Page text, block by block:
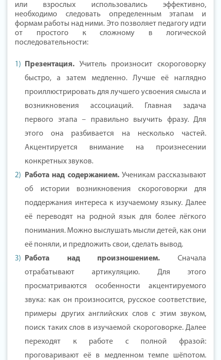
или взрослых использовались эффективно,
необходимо следовать определенным этапам и
формам работы над ними. Это позволяет педагогу идти
от простого к сложному в логической
последовательности:
Презентация. Учитель произносит скороговорку
быстро, а затем медленно. Лучше её наглядно
проиллюстрировать для лучшего усвоения смысла и
возникновения ассоциаций. Главная задача
первого этапа – правильно выучить фразу. Для
этого она разбивается на несколько частей.
Акцентируется внимание на произнесении
конкретных звуков.
Работа над содержанием. Ученикам рассказывают
об истории возникновения скороговорки для
поддержания интереса к изучаемому языку. Далее
её переводят на родной язык для более лёгкого
понимания. Можно выслушать мысли детей, как они
её поняли, и предложить свои, сделать вывод.
Работа над произношением. Сначала
отрабатывают артикуляцию. Для этого
просматриваются особенности акцентируемого
звука: как он произносится, русское соответствие,
примеры других английских слов с этим звуком,
поиск таких слов в изучаемой скороговорке. Далее
переходят к работе с полной фразой:
проговаривают её в медленном темпе шёпотом.